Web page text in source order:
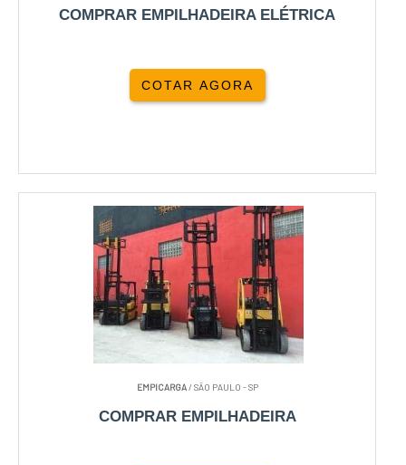
COMPRAR EMPILHADEIRA ELÉTRICA
COTAR AGORA
EMPICARGA/ SÃO PAULO - SP
COMPRAR EMPILHADEIRA